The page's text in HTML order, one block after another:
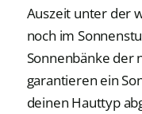
Auszeit unter der
noch im
Sonnenbänke der
garantieren ein
deinen Hauttyp